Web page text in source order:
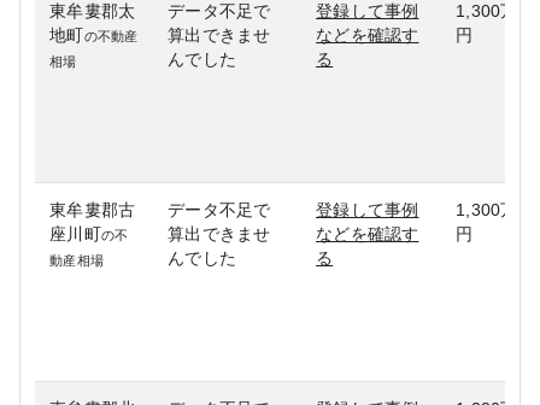
東牟婁郡太
地町の不動産
相場
データ不足で
算出できませ
んでした
登録して事例
などを確認す
る
1,300万
円
東牟婁郡古
座川町の不
動産相場
データ不足で
算出できませ
んでした
登録して事例
などを確認す
る
1,300万
円